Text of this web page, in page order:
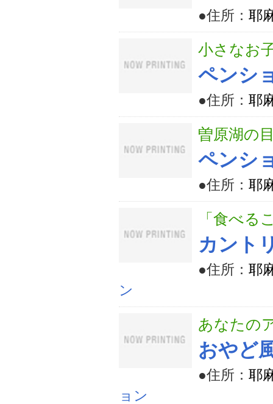
●住所： 耶
小さなお
ペンシ
●住所： 耶
曽原湖の
ペンシ
●住所： 耶
「食べる
カント
●住所： 耶
ン
あなたの
おやど
●住所： 耶
ョン